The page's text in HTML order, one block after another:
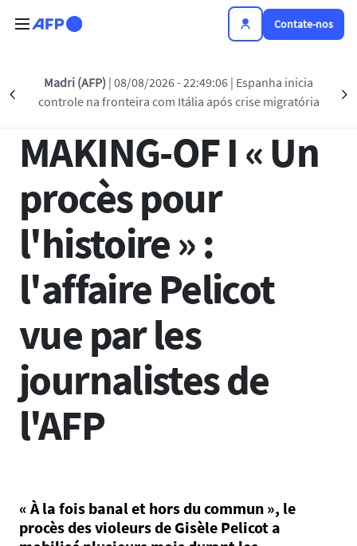
Contate-nos
Madri (AFP) | 08/08/2026 - 22:49:06 | Espanha inicia
controle na fronteira com Itália após crise migratória
Voltar à lista
19 DEZ 2024 - 18:57
MAKING-OF I « Un
procès pour
l'histoire » :
l'affaire Pelicot
vue par les
journalistes de
l'AFP
« À la fois banal et hors du commun », le
procès des violeurs de Gisèle Pelicot a